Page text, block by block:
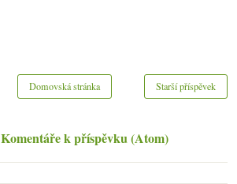
Starší příspěvek
Domovská stránka
Komentáře k příspěvku (Atom)